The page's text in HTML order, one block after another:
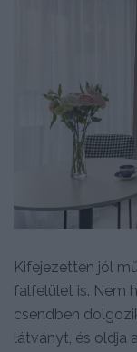
Kifejezetten jól
falfelület is. Nem
csendben
látványt, és oldja